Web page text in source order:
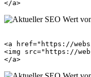
<a href="https://
<img src="https://